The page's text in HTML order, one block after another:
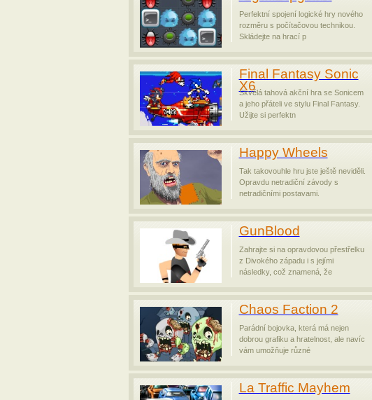
Perfektní spojení logické hry nového
rozměru s počítačovou technikou.
Skládejte na hrací p
Final Fantasy Sonic
X6
Skvělá tahová akční hra se Sonicem
a jeho přáteli ve stylu Final Fantasy.
Užijte si perfektn
Happy Wheels
Tak takovouhle hru jste ještě neviděli.
Opravdu netradiční závody s
netradičními postavami.
GunBlood
Zahrajte si na opravdovou přestřelku
z Divokého západu i s jejími
následky, což znamená, že
Chaos Faction 2
Parádní bojovka, která má nejen
dobrou grafiku a hratelnost, ale navíc
vám umožňuje různé
La Traffic Mayhem